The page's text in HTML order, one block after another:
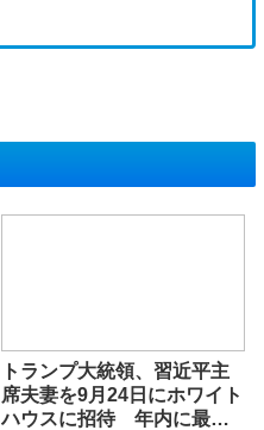
トランプ大統領、習近平主
席夫妻を9月24日にホワイト
ハウスに招待 年内に最大